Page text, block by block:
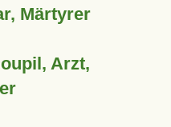
Märtyrer
Arzt,